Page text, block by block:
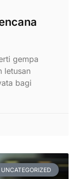
gempa
letusan
bagi
UNCATEGORIZED